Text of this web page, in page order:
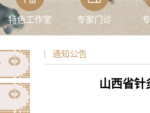
特色工作室 专家门诊
通知公告
山西省针